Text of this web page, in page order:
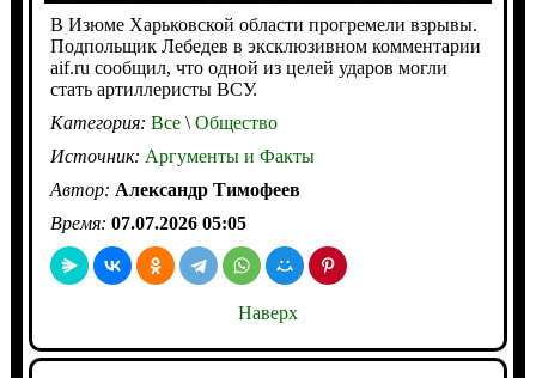
В Изюме Харьковской области прогремели взрывы.
Подпольщик Лебедев в эксклюзивном комментарии
aif.ru сообщил, что одной из целей ударов могли
стать артиллеристы ВСУ.
Категория: Все\Общество
Источник: Аргументы и Факты
Автор: Александр Тимофеев
Время: 07.07.2026 05:05
Наверх